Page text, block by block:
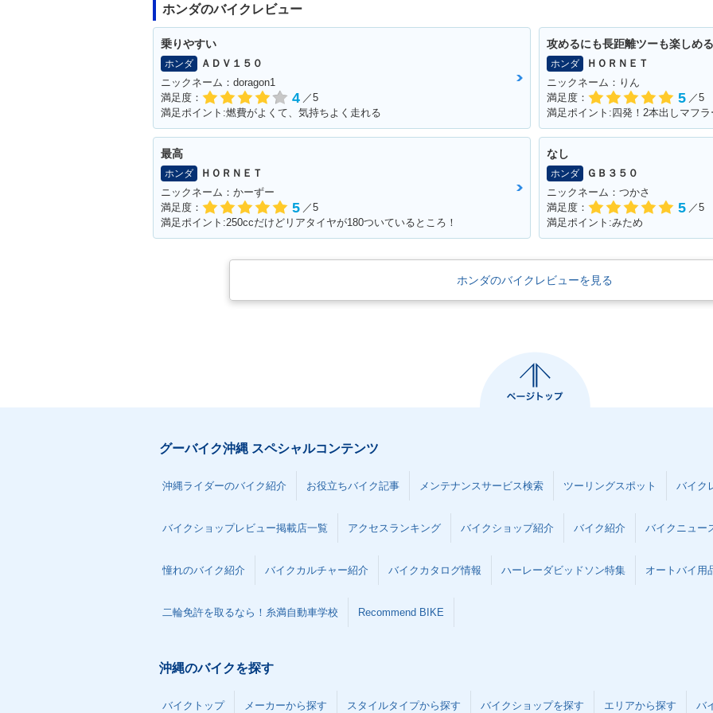
ホンダのバイクレビュー
乗りやすい
ホンダ
ＡＤＶ１５０
ニックネーム：doragon1
満足度：
4 ／5
満足ポイント:燃費がよくて、気持ちよく走れる
攻めるにも長距離ツーも楽しめ
ホンダ
ＨＯＲＮＥＴ
ニックネーム：りん
満足度：
5 ／5
満足ポイント:四発！2本出しマフラ
最高
ホンダ
ＨＯＲＮＥＴ
ニックネーム：かーずー
満足度：
5 ／5
満足ポイント:250ccだけどリアタイヤが180ついているところ！
なし
ホンダ
ＧＢ３５０
ニックネーム：つかさ
満足度：
5 ／5
満足ポイント:みため
ホンダのバイクレビューを見る
グーバイク沖縄 スペシャルコンテンツ
沖縄ライダーのバイク紹介 お役立ちバイク記事 メンテナンスサービス検索 ツーリングスポット バイク
バイクショップレビュー掲載店一覧 アクセスランキング バイクショップ紹介 バイク紹介 バイクニュー
憧れのバイク紹介 バイクカルチャー紹介 バイクカタログ情報 ハーレーダビッドソン特集 オートバイ用
二輪免許を取るなら！糸満自動車学校 Recommend BIKE
沖縄のバイクを探す
バイクトップ メーカーから探す スタイルタイプから探す バイクショップを探す エリアから探す バ